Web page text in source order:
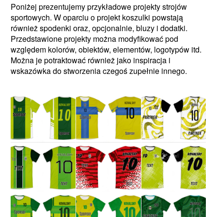
Poniżej prezentujemy przykładowe projekty strojów
sportowych. W oparciu o projekt koszulki powstają
również spodenki oraz, opcjonalnie, bluzy i dodatki.
Przedstawione projekty można modyfikować pod
względem kolorów, obiektów, elementów, logotypów itd.
Można je potraktować również jako inspiracja i
wskazówka do stworzenia czegoś zupełnie innego.